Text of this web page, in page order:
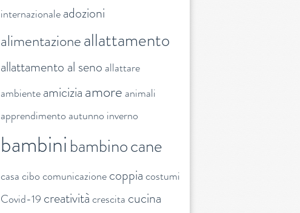
internazionaleadozioni
alimentazioneallattamento
allattamento al seno allattare
ambienteamiciziaamore animali
apprendimento autunno inverno
bambinibambinocane
casa cibo comunicazionecoppia costumi
Covid-19 creatività crescita cucina